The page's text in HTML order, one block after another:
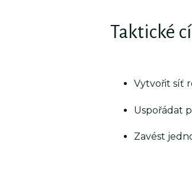
Taktické
Vytvořit síť
Uspořádat
Zavést